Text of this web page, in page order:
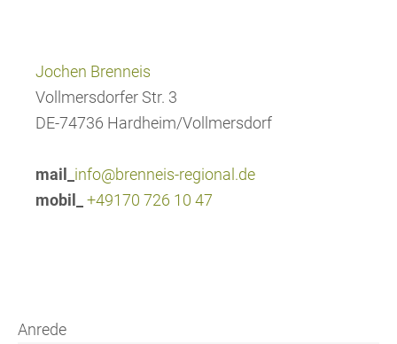
Jochen Brenneis
Vollmersdorfer Str. 3
DE-74736 Hardheim/Vollmersdorf
mail_ info@brenneis-regional.de
mobil_
+49170 726 10 47
Anrede